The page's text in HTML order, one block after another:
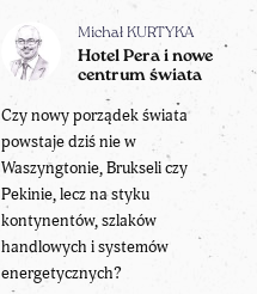
Michał KURTYKA
Hotel Pera i nowe
centrum świata
Czy nowy porządek świata
powstaje dziś nie w
Waszyngtonie, Brukseli czy
Pekinie, lecz na styku
kontynentów, szlaków
handlowych i systemów
energetycznych?